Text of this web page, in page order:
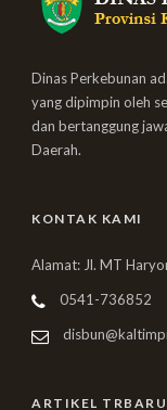
Dinas Perkebunan
yang dipimpin oleh
dan bertanggung
Daerah.
KONTAK KAMI
Alamat: Jl. MT
0541-736852
ARTIKEL TRBARU